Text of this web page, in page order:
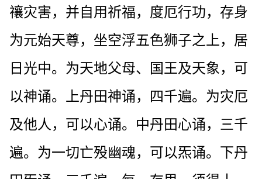
禳灾害，并自用祈福，度厄行功，存身
为元始天尊，坐空浮五色狮子之上，居
日光中。为天地父母、国王及天象，可
以神诵。上丹田神诵，四千遍。为灾厄
及他人，可以心诵。中丹田心诵，三千
遍。为一切亡殁幽魂，可以炁诵。下丹